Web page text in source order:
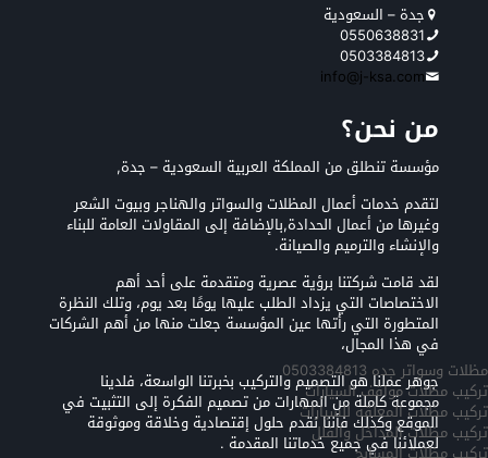
جدة – السعودية
0550638831
0503384813
info@j-ksa.com
من نحن؟
مؤسسة تنطلق من المملكة العربية السعودية – جدة,
لتقدم خدمات أعمال المظلات والسواتر والهناجر وبيوت الشعر
وغيرها من أعمال الحدادة,بالإضافة إلى المقاولات العامة للبناء
والإنشاء والترميم والصيانة.
لقد قامت شركتنا برؤية عصرية ومتقدمة على أحد أهم
الاختصاصات التي يزداد الطلب عليها يومًا بعد يوم، وتلك النظرة
المتطورة التي رأتها عين المؤسسة جعلت منها من أهم الشركات
في هذا المجال،
جوهر عملنا هو التصميم والتركيب بخبرتنا الواسعة، فلدينا
مجموعة كاملة من المهارات من تصميم الفكرة إلى التثبيت في
الموقع وكذلك فأننا نقدم حلول إقتصادية وخلاقة وموثوقة
لعملائنا في جميع خدماتنا المقدمة .
مظلات وسواتر جده 0503384813
تركيب مظلات مواقف السيارات
تركيب مظلات المعلقه للسيارات
تركيب مظلات المداخل والفلل